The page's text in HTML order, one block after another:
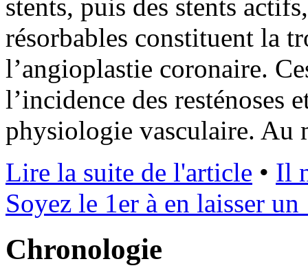
stents, puis des stents
résorbables constituent la
l’angioplastie coronaire.
l’incidence des resténoses
physiologie vasculaire.
Lire la suite de l'article • Il
Soyez le 1er à en laisser un
Chronologie